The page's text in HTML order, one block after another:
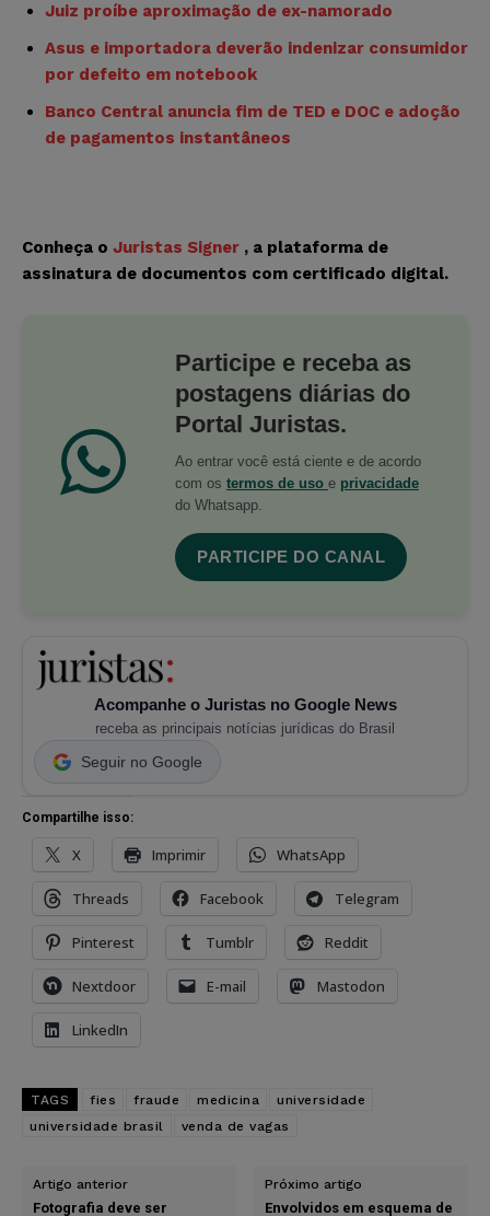
Juiz proíbe aproximação de ex-namorado
Asus e importadora deverão indenizar consumidor
por defeito em notebook
Banco Central anuncia fim de TED e DOC e adoção
de pagamentos instantâneos
Conheça o Juristas Signer , a plataforma de
assinatura de documentos com certificado digital.
Participe e receba as
postagens diárias do
Portal Juristas.
Ao entrar você está ciente e de acordo
com os termos de uso e privacidade
do Whatsapp.
PARTICIPE DO CANAL
Acompanhe o Juristas no Google News
receba as principais notícias jurídicas do Brasil
Seguir no Google
Compartilhe isso:
X Imprimir WhatsApp
Threads Facebook Telegram
Pinterest Tumblr Reddit
Nextdoor E-mail Mastodon
LinkedIn
TAGS fies fraude medicina
universidade
universidade brasil
venda de vagas
Artigo anterior
Fotografia deve ser
Próximo artigo
Envolvidos em esquema de